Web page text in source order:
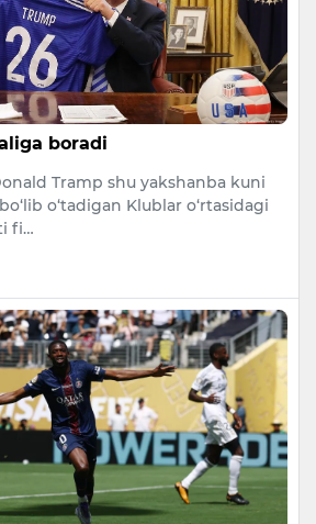
boradi
Tramp shu yakshanba kuni
o‘tadigan Klublar o‘rtasidagi
fi…